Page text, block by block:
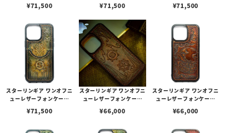
ス ライトグリーン s00011
x対応）
¥71,500
ス レッド s000117272（i
¥71,500
ス レッド s000117351（i
¥71,500
スターリンギア ワンオフニ
ューレザーフォンケース
ス カーキ s000117353（i
¥71,500
スターリンギア ワンオフニ
ューレザーフォンケース
ン s000117271（iPhone
¥66,000
スターリンギア ワンオフニ
ューレザーフォンケース
ン s000117355（iPhone
¥66,000